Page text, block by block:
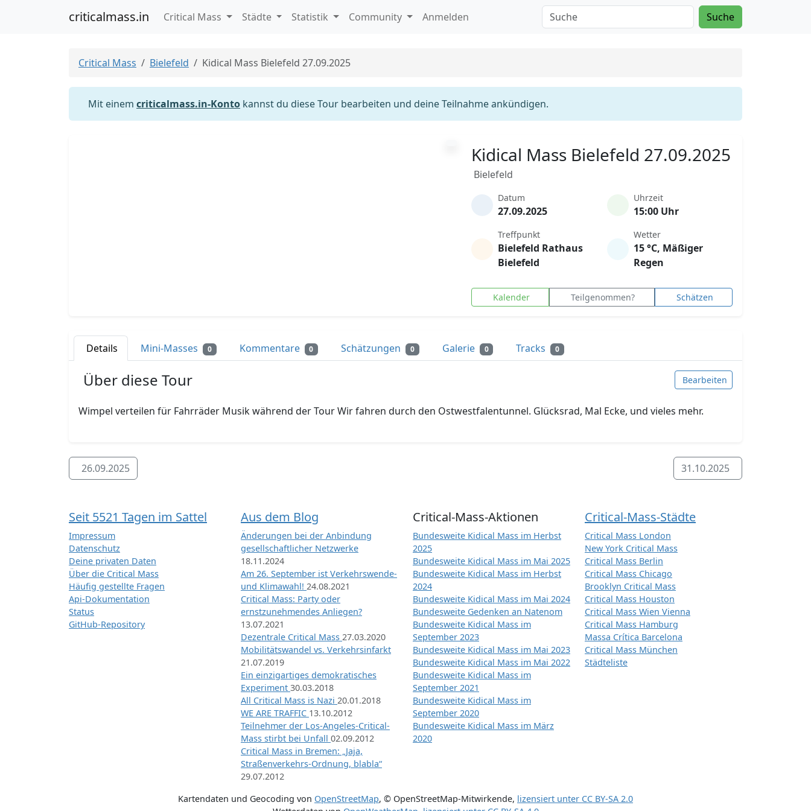
criticalmass.in Critical Mass Städte Statistik Community Anmelden Suche
Critical Mass Bielefeld Kidical Mass Bielefeld 27.09.2025
Mit einem criticalmass.in-Konto kannst du diese Tour bearbeiten und deine Teilnahme ankündigen.
Kidical Mass Bielefeld 27.09.2025
Bielefeld
Datum
27.09.2025
Uhrzeit
15:00 Uhr
Treffpunkt
Bielefeld Rathaus
Bielefeld
Wetter
15 °C, Mäßiger
Regen
Kalender Teilgenommen? Schätzen
Details Mini-Masses 0 Kommentare 0 Schätzungen 0 Galerie 0 Tracks 0
Über diese Tour Bearbeiten
Wimpel verteilen für Fahrräder Musik während der Tour Wir fahren durch den Ostwestfalentunnel. Glücksrad, Mal Ecke, und vieles mehr.
26.09.2025 31.10.2025
Seit 5521 Tagen im Sattel
Impressum
Datenschutz
Deine privaten Daten
Über die Critical Mass
Häufig gestellte Fragen
Api-Dokumentation
Status
GitHub-Repository
Aus dem Blog
Änderungen bei der Anbindung
gesellschaftlicher Netzwerke
18.11.2024
Am 26. September ist Verkehrswende-
und Klimawahl! 24.08.2021
Critical Mass: Party oder
ernstzunehmendes Anliegen?
13.07.2021
Dezentrale Critical Mass 27.03.2020
Mobilitätswandel vs. Verkehrsinfarkt
21.07.2019
Ein einzigartiges demokratisches
Experiment 30.03.2018
All Critical Mass is Nazi 20.01.2018
WE ARE TRAFFIC 13.10.2012
Teilnehmer der Los-Angeles-Critical-
Mass stirbt bei Unfall 02.09.2012
Critical Mass in Bremen: „Jaja,
Straßenverkehrs-Ordnung, blabla“
29.07.2012
Critical-Mass-Aktionen
Bundesweite Kidical Mass im Herbst
2025
Bundesweite Kidical Mass im Mai 2025
Bundesweite Kidical Mass im Herbst
2024
Bundesweite Kidical Mass im Mai 2024
Bundesweite Gedenken an Natenom
Bundesweite Kidical Mass im
September 2023
Bundesweite Kidical Mass im Mai 2023
Bundesweite Kidical Mass im Mai 2022
Bundesweite Kidical Mass im
September 2021
Bundesweite Kidical Mass im
September 2020
Bundesweite Kidical Mass im März
2020
Critical-Mass-Städte
Critical Mass London
New York Critical Mass
Critical Mass Berlin
Critical Mass Chicago
Brooklyn Critical Mass
Critical Mass Houston
Critical Mass Wien Vienna
Critical Mass Hamburg
Massa Crítica Barcelona
Critical Mass München
Städteliste
Kartendaten und Geocoding von OpenStreetMap, © OpenStreetMap-Mitwirkende, lizensiert unter CC BY-SA 2.0